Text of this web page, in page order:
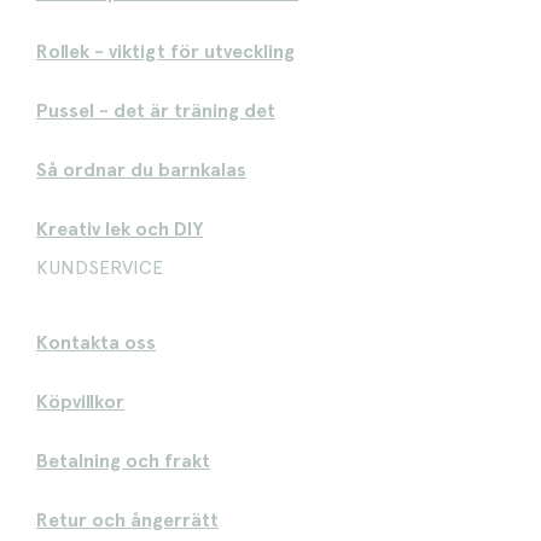
Rollek - viktigt för utveckling
Pussel - det är träning det
Så ordnar du barnkalas
Kreativ lek och DIY
KUNDSERVICE
Kontakta oss
Köpvillkor
Betalning och frakt
Retur och ångerrätt